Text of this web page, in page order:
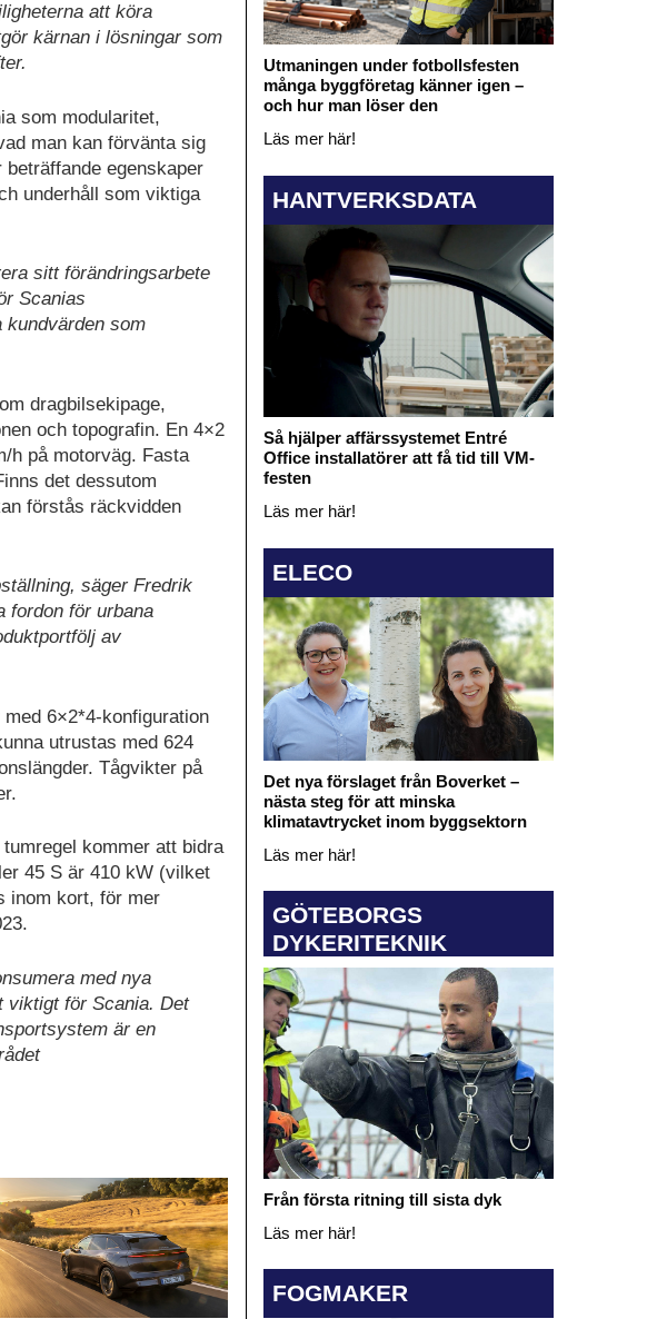
att köra
kärnan i lösningar som
som modularitet,
man kan förvänta sig
egenskaper
underhåll som viktiga
sitt förändringsarbete
Scanias
som
dragbilsekipage,
och topografin. En 4×2
h på motorväg. Fasta
det dessutom
förstås räckvidden
säger Fredrik
fordon för urbana
av
6×2*4-konfiguration
utrustas med 624
Tågvikter på
kommer att bidra
45 S är 410 kW (vilket
inom kort, för mer
med nya
viktigt för Scania. Det
är en
Utmaningen under fotbollsfesten
många byggföretag känner igen –
och hur man löser den
Läs mer här!
HANTVERKSDATA
Så hjälper affärssystemet Entré
Office installatörer att få tid till VM-
festen
Läs mer här!
ELECO
Det nya förslaget från Boverket –
nästa steg för att minska
klimatavtrycket inom byggsektorn
Läs mer här!
GÖTEBORGS
DYKERITEKNIK
Från första ritning till sista dyk
Läs mer här!
FOGMAKER